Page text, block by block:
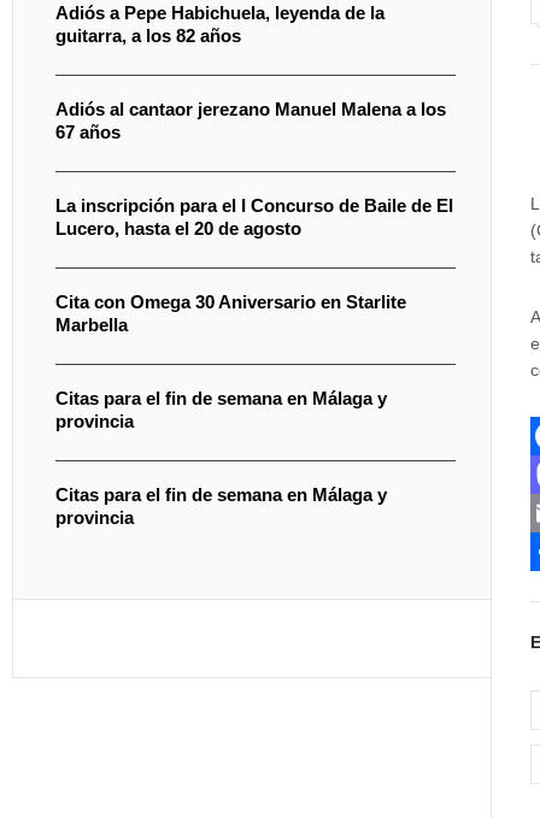
a
c
k
a
o
n
a
r
Adiós a Pepe Habichuela, leyenda de la
guitarra, a los 82 años
Adiós al cantaor jerezano Manuel Malena a los
67 años
La inscripción para el I Concurso de Baile de El
Lucero, hasta el 20 de agosto
Cita con Omega 30 Aniversario en Starlite
Marbella
Citas para el fin de semana en Málaga y
provincia
Citas para el fin de semana en Málaga y
provincia